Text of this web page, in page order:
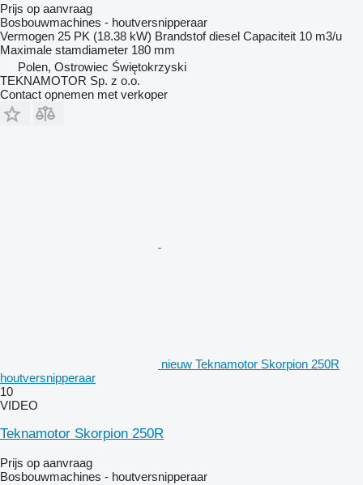
Prijs op aanvraag
Bosbouwmachines - houtversnipperaar
Vermogen 25 PK (18.38 kW) Brandstof diesel Capaciteit 10 m3/u
Maximale stamdiameter 180 mm
Polen, Ostrowiec Świętokrzyski
TEKNAMOTOR Sp. z o.o.
Contact opnemen met verkoper
nieuw Teknamotor Skorpion 250R
houtversnipperaar
10
VIDEO
Teknamotor Skorpion 250R
Prijs op aanvraag
Bosbouwmachines - houtversnipperaar